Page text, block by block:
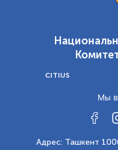
CITIUS
Мы в
Адрес: Ташкент